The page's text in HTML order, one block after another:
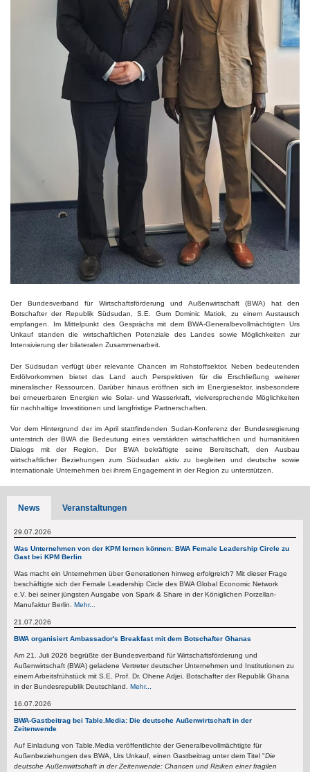
Der Bundesverband für Wirtschaftsförderung und Außenwirtschaft (BWA) hat den
Botschafter der Republik Südsudan, S.E. Gum Dominic Matiok, zu einem Austausch
empfangen. Im Mittelpunkt des Gesprächs mit dem BWA-Generalbevollmächtigten Urs
Unkauf standen die wirtschaftlichen Potenziale des Landes sowie Möglichkeiten zur
Intensivierung der bilateralen Zusammenarbeit.
Der Südsudan verfügt über relevante Chancen im Rohstoffsektor. Neben bedeutenden
Erdölvorkommen bietet das Land auch Perspektiven für die Erschließung weiterer
mineralischer Ressourcen. Darüber hinaus eröffnen sich im Energiesektor, insbesondere
bei erneuerbaren Energien wie Solar- und Wasserkraft, vielversprechende Möglichkeiten
für nachhaltige Investitionen und langfristige Partnerschaften.
Vor dem Hintergrund der im April stattfindenden Sudan-Konferenz der Bundesregierung
unterstrich der BWA die Bedeutung eines verstärkten wirtschaftlichen und humanitären
Dialogs mit der Region. Der BWA bekräftigte seine Bereitschaft, den Ausbau
wirtschaftlicher Beziehungen zum Südsudan aktiv zu begleiten und deutsche sowie
internationale Unternehmen bei ihrem Engagement in der Region zu unterstützen.
News Veranstaltungen
29.07.2026
Was Unternehmen von der KPM lernen können: BWA Female Leadership Circle zu
Gast bei KPM Berlin
Was macht ein Unternehmen über Generationen hinweg erfolgreich? Mit dieser Frage
beschäftigte sich der Female Leadership Circle des BWA Global Economic Network
e.V. bei seiner jüngsten Ausgabe von Spark & Share in der Königlichen Porzellan-
Manufaktur Berlin. Mehr...
21.07.2026
BWA organisiert Ambassador's Breakfast mit dem Botschafter Ghanas
Am 21. Juli 2026 begrüßte der Bundesverband für Wirtschaftsförderung und
Außenwirtschaft (BWA) geladene Vertreter deutscher Unternehmen und Institutionen zu
einem Arbeitsfrühstück mit S.E. Prof. Dr. Ohene Adjei, Botschafter der Republik Ghana
in der Bundesrepublik Deutschland. Mehr...
16.07.2026
BWA-Gastbeitrag bei Table.Media: Die deutsche Außenwirtschaft in der
Zeitenwende
Auf Einladung von Table.Media veröffentlichte der Generalbevollmächtigte für
Außenbeziehungen des BWA, Urs Unkauf, einen Gastbeitrag unter dem Titel "Die
deutsche Außenwirtschaft in der Zeitenwende: Chancen und Risiken einer fragilen